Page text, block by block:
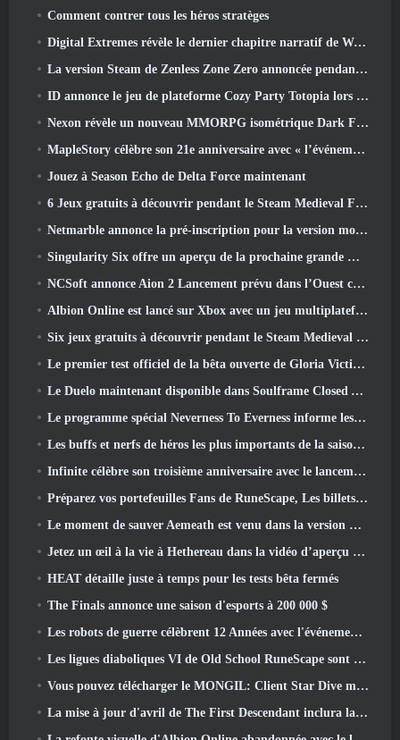
Comment contrer tous les héros stratèges
Digital Extremes révèle le dernier chapitre narratif de Warframe avec un nouveau short d'anime
La version Steam de Zenless Zone Zero annoncée pendant la version 2.8 Programme spécial
ID annonce le jeu de plateforme Cozy Party Totopia lors de la vitrine Xbox, Lance le recrutement bêta
Nexon révèle un nouveau MMORPG isométrique Dark Fantasy, Braises des sans couronne
MapleStory célèbre son 21e anniversaire avec « l’événement de l’Université Maple »
Jouez à Season Echo de Delta Force maintenant
6 Jeux gratuits à découvrir pendant le Steam Medieval Fest
Netmarble annonce la pré-inscription pour la version mondiale du MMORPG de science-fiction RF Online Next
Singularity Six offre un aperçu de la prochaine grande mise à jour de Palia The Royal Highlands
NCSoft annonce Aion 2 Lancement prévu dans l’Ouest cette année
Albion Online est lancé sur Xbox avec un jeu multiplateforme complet
Six jeux gratuits à découvrir pendant le Steam Medieval Fest
Le premier test officiel de la bêta ouverte de Gloria Victis démarre aujourd’hui
Le Duelo maintenant disponible dans Soulframe Closed Alpha
Le programme spécial Neverness To Everness informe les joueurs de ce à quoi s'attendre lors des lancements
Les buffs et nerfs de héros les plus importants de la saison 7.5
Infinite célèbre son troisième anniversaire avec le lancement de Lunaria SS12 aujourd'hui
Préparez vos portefeuilles Fans de RuneScape, Les billets pour le RuneFest sont sur le point d'être mis en vente
Le moment de sauver Aemeath est venu dans la version Wuthering Waves 3.3 Mise à jour
Jetez un œil à la vie à Hethereau dans la vidéo d’aperçu du gameplay du lancement de Neverness To Everness
HEAT détaille juste à temps pour les tests bêta fermés
The Finals annonce une saison d'esports à 200 000 $
Les robots de guerre célèbrent 12 Années avec l'événement Martian Robotic Games
Les ligues diaboliques VI de Old School RuneScape sont lancées aujourd'hui
Vous pouvez télécharger le MONGIL: Client Star Dive maintenant
La mise à jour d'avril de The First Descendant inclura la version bêta du nouveau contenu Endgame